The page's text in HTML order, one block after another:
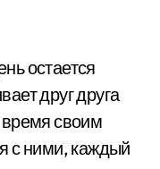
остается
друг друга
своим
с ними, каждый